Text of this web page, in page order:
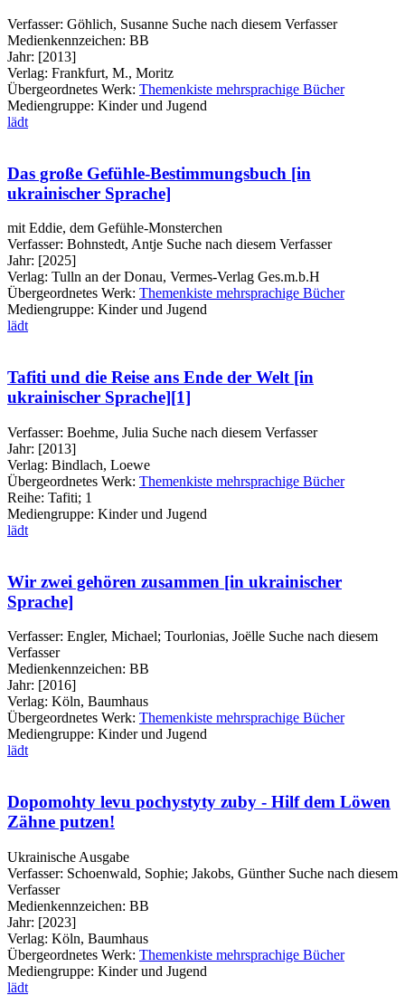
Verfasser: Göhlich, Susanne Suche nach diesem Verfasser
Medienkennzeichen: BB
Jahr: [2013]
Verlag: Frankfurt, M., Moritz
Übergeordnetes Werk: Themenkiste mehrsprachige Bücher
Mediengruppe: Kinder und Jugend
lädt
Das große Gefühle-Bestimmungsbuch [in
ukrainischer Sprache]
mit Eddie, dem Gefühle-Monsterchen
Verfasser: Bohnstedt, Antje Suche nach diesem Verfasser
Jahr: [2025]
Verlag: Tulln an der Donau, Vermes-Verlag Ges.m.b.H
Übergeordnetes Werk: Themenkiste mehrsprachige Bücher
Mediengruppe: Kinder und Jugend
lädt
Tafiti und die Reise ans Ende der Welt [in
ukrainischer Sprache][1]
Verfasser: Boehme, Julia Suche nach diesem Verfasser
Jahr: [2013]
Verlag: Bindlach, Loewe
Übergeordnetes Werk: Themenkiste mehrsprachige Bücher
Reihe: Tafiti; 1
Mediengruppe: Kinder und Jugend
lädt
Wir zwei gehören zusammen [in ukrainischer
Sprache]
Verfasser: Engler, Michael; Tourlonias, Joëlle Suche nach diesem
Verfasser
Medienkennzeichen: BB
Jahr: [2016]
Verlag: Köln, Baumhaus
Übergeordnetes Werk: Themenkiste mehrsprachige Bücher
Mediengruppe: Kinder und Jugend
lädt
Dopomohty levu pochystyty zuby - Hilf dem Löwen
Zähne putzen!
Ukrainische Ausgabe
Verfasser: Schoenwald, Sophie; Jakobs, Günther Suche nach diesem
Verfasser
Medienkennzeichen: BB
Jahr: [2023]
Verlag: Köln, Baumhaus
Übergeordnetes Werk: Themenkiste mehrsprachige Bücher
Mediengruppe: Kinder und Jugend
lädt